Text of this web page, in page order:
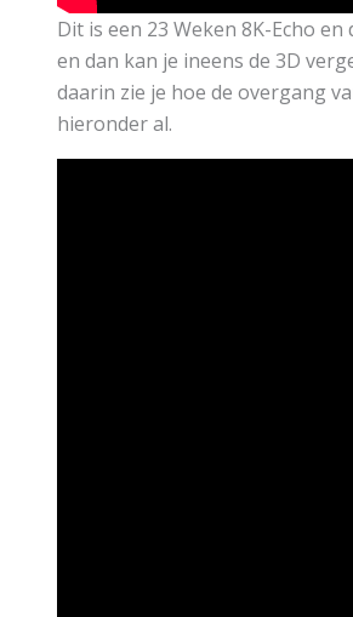
Dit is een 23 Weken 8K-Echo
en dan kan je ineens de 3D
daarin zie je hoe de overgang
hieronder al.